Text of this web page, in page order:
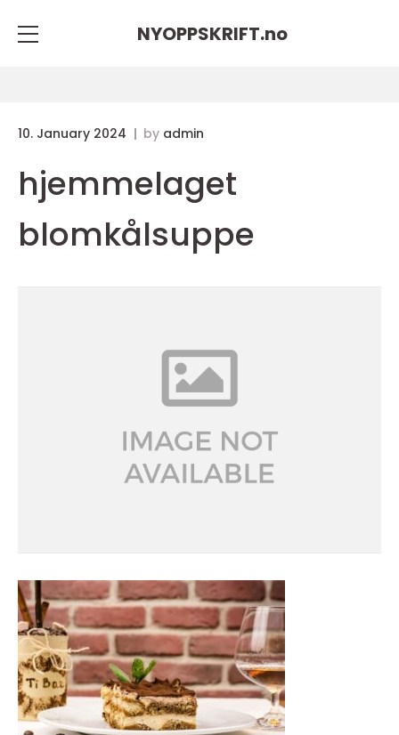
NYOPPSKRIFT.no
10. January 2024 by admin
hjemmelaget
blomkålsuppe